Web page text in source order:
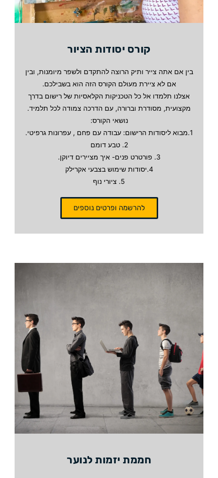
קורס יסודות הציור
בין אם אתה צייר ותיק הרוצה להתקדם ולשפר מיומנות, ובין
אם לא ציירת מעולם הקורס הזה הוא בשבילכם.
אצלנו תלמדו אל כל הטכניקות הקלאסיות של רישום בדרך
מקצועית, מסודרת וברורה, עם הדרכה צמודה לכל תלמיד.
נושאי הקורס:
1.מבוא ליסודות הרישום: עבודה עם פחם , עפרונות גרפיטי.
2. טבע דומם
3. פורטרט פנים- איך מציירים דיוקן.
4.יסודות שימוש בצבעי אקרילק
5. ציורי נוף
להרשמה ופרטים נוספים
חממת יזמות לנוער